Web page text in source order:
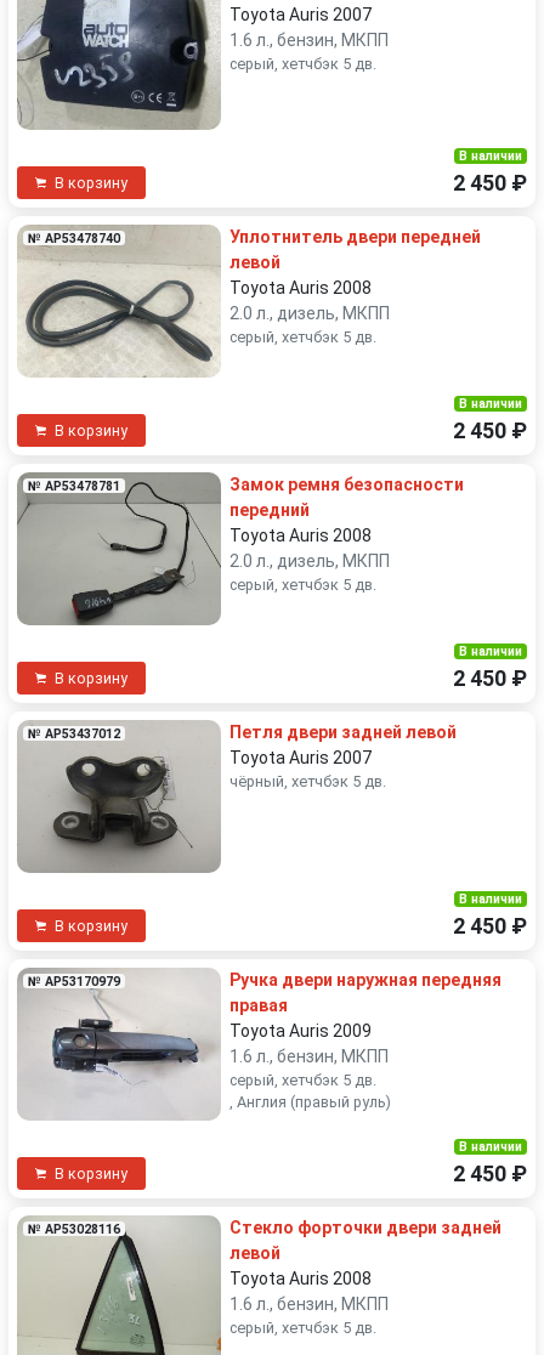
Toyota Auris 2007
1.6 л., бензин, МКПП
серый, хетчбэк 5 дв.
В корзину
В наличии
2 450 ₽
№ AP53478740
Уплотнитель двери передней
левой
Toyota Auris 2008
2.0 л., дизель, МКПП
серый, хетчбэк 5 дв.
В корзину
В наличии
2 450 ₽
№ AP53478781
Замок ремня безопасности
передний
Toyota Auris 2008
2.0 л., дизель, МКПП
серый, хетчбэк 5 дв.
В корзину
В наличии
2 450 ₽
№ AP53437012
Петля двери задней левой
Toyota Auris 2007
чёрный, хетчбэк 5 дв.
В корзину
В наличии
2 450 ₽
№ AP53170979
Ручка двери наружная передняя
правая
Toyota Auris 2009
1.6 л., бензин, МКПП
серый, хетчбэк 5 дв.
, Англия (правый руль)
В корзину
В наличии
2 450 ₽
№ AP53028116
Стекло форточки двери задней
левой
Toyota Auris 2008
1.6 л., бензин, МКПП
серый, хетчбэк 5 дв.